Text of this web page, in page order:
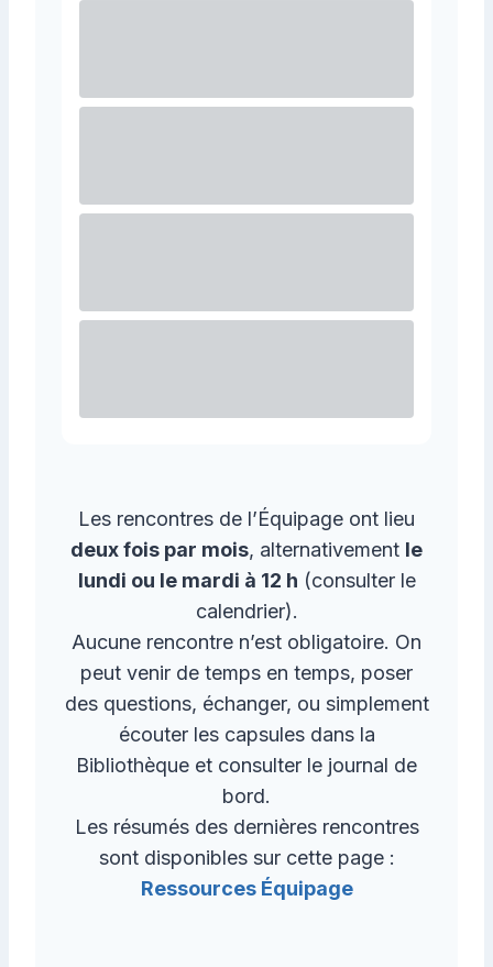
Les rencontres de l’Équipage ont lieu
deux fois par mois, alternativement le
lundi ou le mardi à 12 h (consulter le
calendrier).
Aucune rencontre n’est obligatoire. On
peut venir de temps en temps, poser
des questions, échanger, ou simplement
écouter les capsules dans la
Bibliothèque et consulter le journal de
bord.
Les résumés des dernières rencontres
sont disponibles sur cette page :
Ressources Équipage